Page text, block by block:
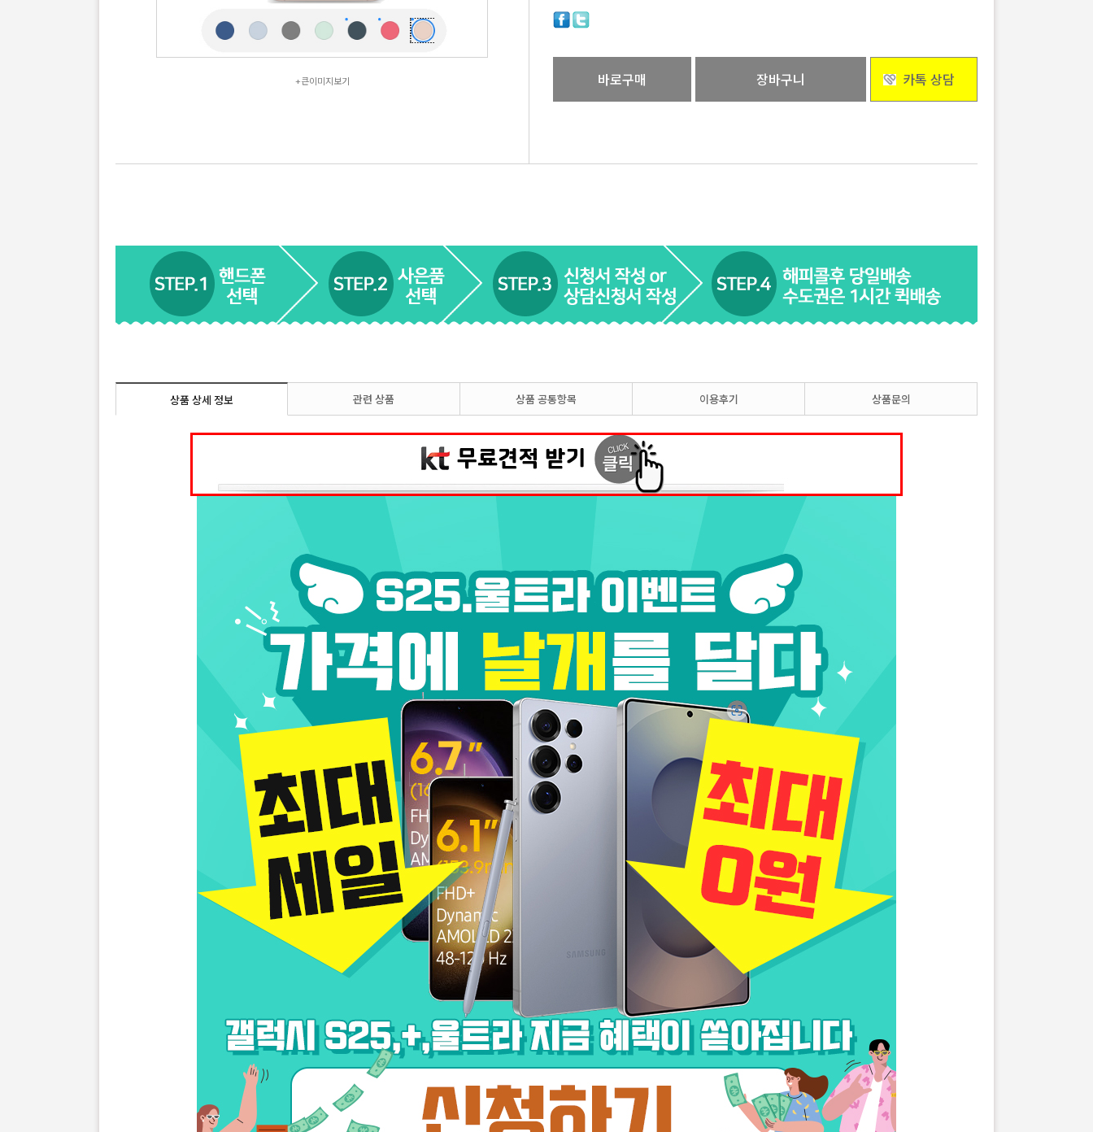
+큰이미지보기 바로구매 장바구니 카톡 상담
상품 상세 정보 관련 상품 상품 공통항목 이용후기 상품문의